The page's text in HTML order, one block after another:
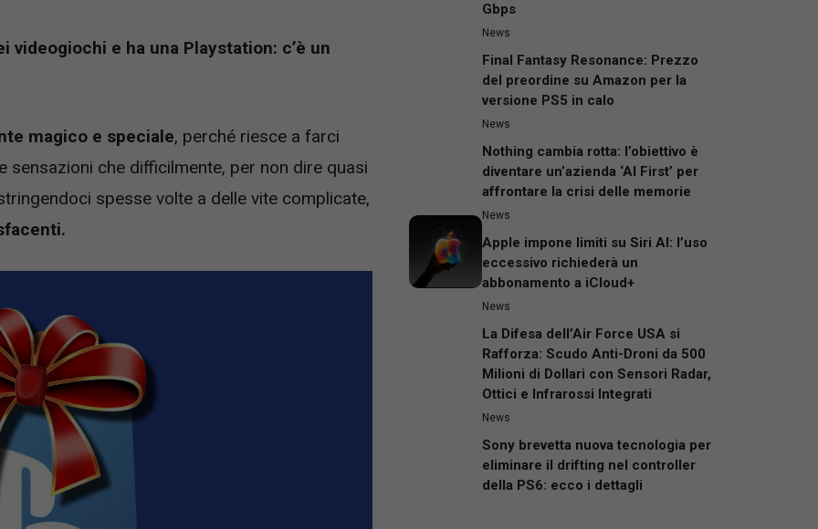
e ha una Playstation: c’è un
magico e speciale, perché riesce a farci
sensazioni che difficilmente, per non dire quasi
spesse volte a delle vite complicate,
Gbps
News
Final Fantasy Resonance: Prezzo
del preordine su Amazon per la
versione PS5 in calo
News
Nothing cambia rotta: l’obiettivo è
diventare un’azienda ‘AI First’ per
affrontare la crisi delle memorie
News
Apple impone limiti su Siri AI: l’uso
eccessivo richiederà un
abbonamento a iCloud+
News
La Difesa dell’Air Force USA si
Rafforza: Scudo Anti-Droni da 500
Milioni di Dollari con Sensori Radar,
Ottici e Infrarossi Integrati
News
Sony brevetta nuova tecnologia per
eliminare il drifting nel controller
della PS6: ecco i dettagli